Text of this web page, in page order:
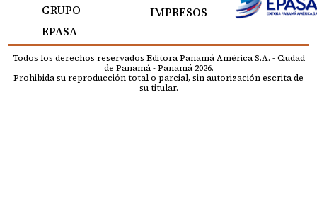
GRUPO
EPASA
IMPRESOS
Todos los derechos reservados Editora Panamá América S.A. - Ciudad
de Panamá - Panamá 2026.
Prohibida su reproducción total o parcial, sin autorización escrita de
su titular.